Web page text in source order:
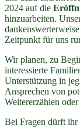
2024 auf die
hinzuarbeiten.
Zeitpunkt für uns
Wir planen, zu
interessierte
Unterstützung in
Ansprechen von
Weitererzählen
Bei Fragen dürft ihr